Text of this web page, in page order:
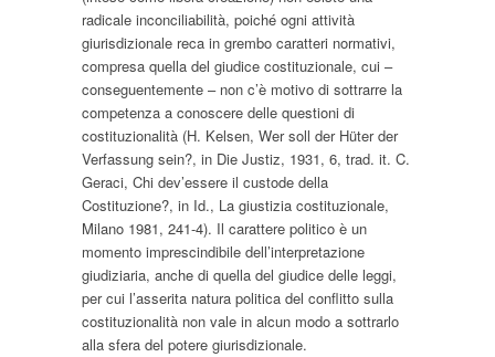
radicale inconciliabilità, poiché ogni attività
giurisdizionale reca in grembo caratteri normativi,
compresa quella del giudice costituzionale, cui –
conseguentemente – non c’è motivo di sottrarre la
competenza a conoscere delle questioni di
costituzionalità (H. Kelsen, Wer soll der Hüter der
Verfassung sein?, in Die Justiz, 1931, 6, trad. it. C.
Geraci, Chi dev’essere il custode della
Costituzione?, in Id., La giustizia costituzionale,
Milano 1981, 241-4). Il carattere politico è un
momento imprescindibile dell’interpretazione
giudiziaria, anche di quella del giudice delle leggi,
per cui l’asserita natura politica del conflitto sulla
costituzionalità non vale in alcun modo a sottrarlo
alla sfera del potere giurisdizionale.